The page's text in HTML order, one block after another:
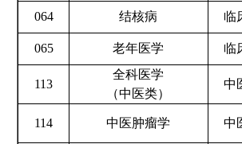
064 结核病 临
065 老年医学 临
113
全科医学
（中医类）
中
114 中医肿瘤学 中